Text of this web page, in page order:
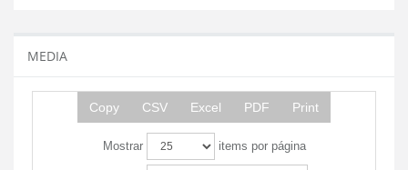
MEDIA
Copy CSV Excel PDF Print
Mostrar items por página